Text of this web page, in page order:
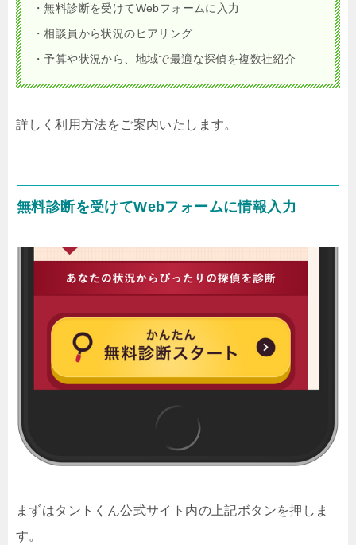
・無料診断を受けてWebフォームに入力
・相談員から状況のヒアリング
・予算や状況から、地域で最適な探偵を複数社紹介
詳しく利用方法をご案内いたします。
無料診断を受けてWebフォームに情報入力
まずはタントくん公式サイト内の上記ボタンを押しま
す。